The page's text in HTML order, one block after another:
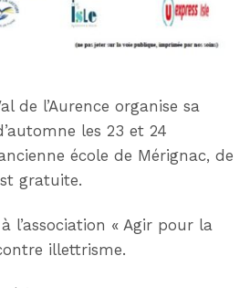
de l’Aurence organise sa
les 23 et 24
école de Mérignac, de
gratuite.
l’association « Agir pour la
illettrisme.